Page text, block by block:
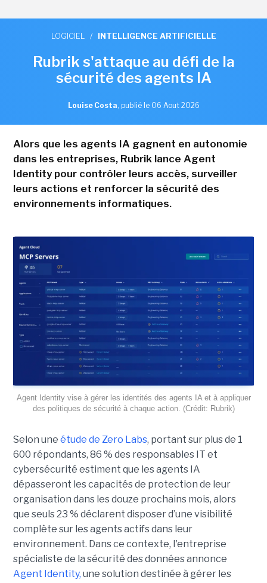
LOGICIEL / INTELLIGENCE ARTIFICIELLE
Rubrik s'attaque au défi de la
sécurité des agents IA
Louise Costa, publié le 06 Aout 2026
Alors que les agents IA gagnent en autonomie
dans les entreprises, Rubrik lance Agent
Identity pour contrôler leurs accès, surveiller
leurs actions et renforcer la sécurité des
environnements informatiques.
Agent Identity vise à gérer les identités des agents IA et à appliquer
des politiques de sécurité à chaque action. (Crédit: Rubrik)
Selon une étude de Zero Labs, portant sur plus de 1
600 répondants, 86 % des responsables IT et
cybersécurité estiment que les agents IA
dépasseront les capacités de protection de leur
organisation dans les douze prochains mois, alors
que seuls 23 % déclarent disposer d’une visibilité
complète sur les agents actifs dans leur
environnement. Dans ce contexte, l'entreprise
spécialiste de la sécurité des données annonce
Agent Identity, une solution destinée à gérer les